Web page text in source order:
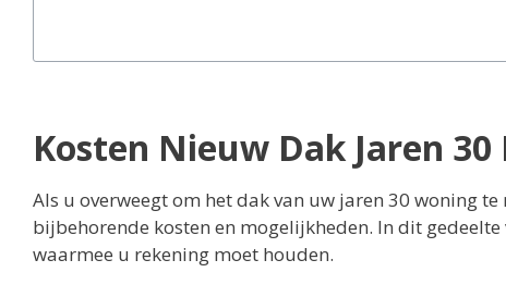
Kosten Nieuw Dak Jaren 30
Als u overweegt om het dak van uw jaren 30 woning
bijbehorende kosten en mogelijkheden. In dit
waarmee u rekening moet houden.